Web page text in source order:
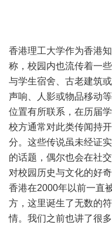
香港理工大学作为香港
称，校园内也流传着一
与学生宿舍、古老建筑
声响、人影或物品移动
位置有所联系，在历届
校方通常对此类传闻持
分。这些传说虽未经证
的话题，偶尔也会在社
对校园历史与文化的好奇
香港在2000年以前一直
方，这里诞生了无数的
情。我们之前也讲了很